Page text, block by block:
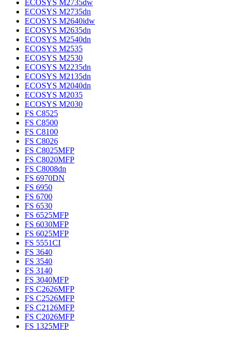
ECOSYS M2735dw
ECOSYS M2735dn
ECOSYS M2640idw
ECOSYS M2635dn
ECOSYS M2540dn
ECOSYS M2535
ECOSYS M2530
ECOSYS M2235dn
ECOSYS M2135dn
ECOSYS M2040dn
ECOSYS M2035
ECOSYS M2030
FS C8525
FS C8500
FS C8100
FS C8026
FS C8025MFP
FS C8020MFP
FS C8008dn
FS 6970DN
FS 6950
FS 6700
FS 6530
FS 6525MFP
FS 6030MFP
FS 6025MFP
FS 5551CI
FS 3640
FS 3540
FS 3140
FS 3040MFP
FS C2626MFP
FS C2526MFP
FS C2126MFP
FS C2026MFP
FS 1325MFP